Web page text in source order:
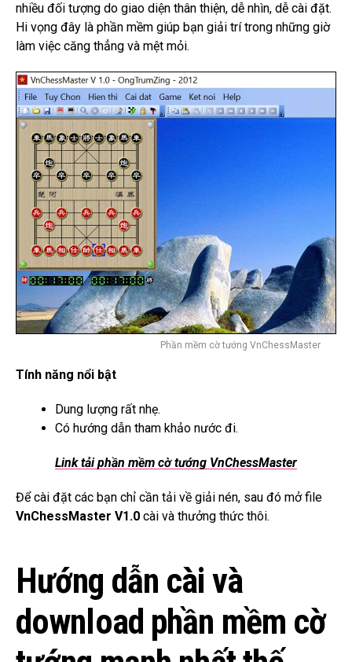
nhiều đối tượng do giao diện thân thiện, dễ nhìn, dễ cài đặt.
Hi vọng đây là phần mềm giúp bạn giải trí trong những giờ
làm việc căng thẳng và mệt mỏi.
Phần mềm cờ tướng VnChessMaster
Tính năng nổi bật
Dung lượng rất nhẹ.
Có hướng dẫn tham khảo nước đi.
Link tải phần mềm cờ tướng VnChessMaster
Để cài đặt các bạn chỉ cần tải về giải nén, sau đó mở file
VnChessMaster V1.0 cài và thưởng thức thôi.
Hướng dẫn cài và
download phần mềm cờ